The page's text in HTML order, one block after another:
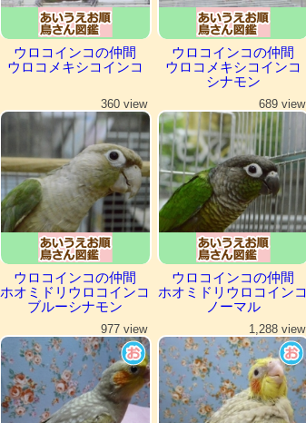
ウロコインコの仲間
ウロコメキシコインコ
ウロコインコの仲間
ウロコメキシコインコ
シナモン
360 view
ウロコインコの仲間
ホオミドリウロコインコ
ブルーシナモン
689 view
ウロコインコの仲間
ホオミドリウロコインコ
ノーマル
977 view 1,288 view